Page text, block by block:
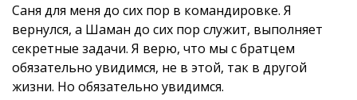
Саня для меня до сих пор в командировке. Я
вернулся, а Шаман до сих пор служит, выполняет
секретные задачи. Я верю, что мы с братцем
обязательно увидимся, не в этой, так в другой
жизни. Но обязательно увидимся.